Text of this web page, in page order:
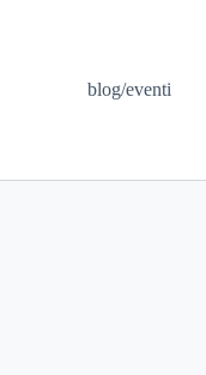
blog/eventi